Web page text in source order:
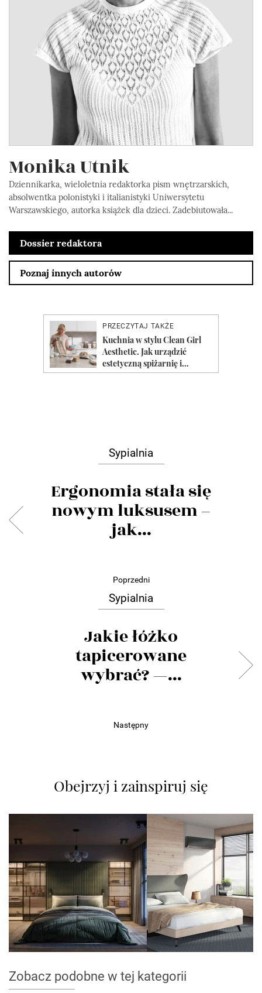
Monika Utnik
Dziennikarka, wieloletnia redaktorka pism wnętrzarskich,
absolwentka polonistyki i italianistyki Uniwersytetu
Warszawskiego, autorka książek dla dzieci. Zadebiutowała...
Dossier redaktora
Poznaj innych autorów
Sypialnia
Ergonomia stała się
nowym luksusem –
jak...
Poprzedni
Sypialnia
Jakie łóżko
tapicerowane
wybrać? —...
Następny
Obejrzyj i zainspiruj się
Zobacz podobne w tej kategorii